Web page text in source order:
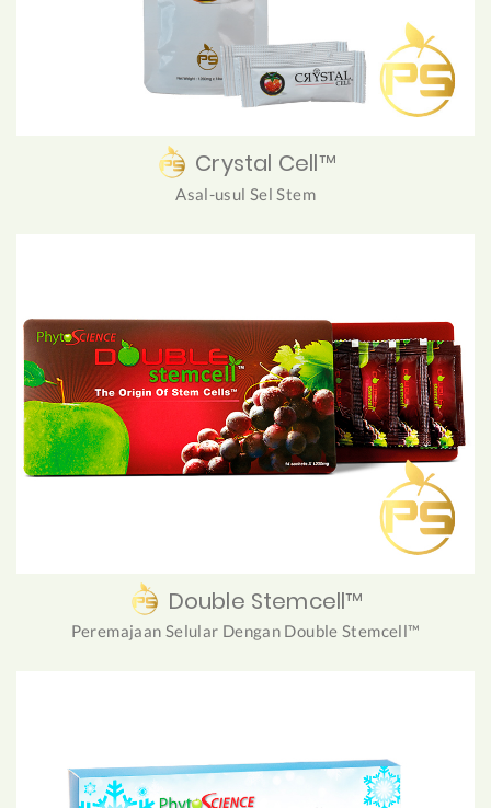
Crystal Cell™
Asal-usul Sel Stem
Double Stemcell™
Peremajaan Selular Dengan Double Stemcell™